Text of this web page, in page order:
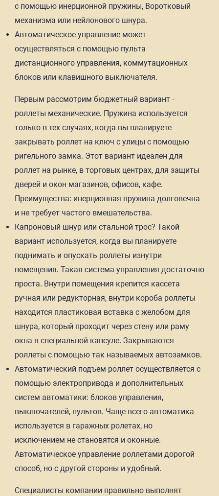
с помощью инерционной пружины, Воротковый
механизма или нейлонового шнура.
Автоматическое управление может
осуществляться с помощью пульта
дистанционного управления, коммутационных
блоков или клавишного выключателя.
Первым рассмотрим бюджетный вариант -
роллеты механические. Пружина используется
только в тех случаях, когда вы планируете
закрывать роллет на ключ с улицы с помощью
ригельного замка. Этот вариант идеален для
роллет на рынке, в торговых центрах, для защиты
дверей и окон магазинов, офисов, кафе.
Преимущества: инерционная пружина долговечна
и не требует частого вмешательства.
Капроновый шнур или стальной трос? Такой
вариант используется, когда вы планируете
поднимать и опускать роллеты изнутри
помещения. Такая система управления достаточно
проста. Внутри помещения крепится кассета
ручная или редукторная, внутри короба роллеты
находится пластиковая вставка с желобом для
шнура, который проходит через стену или раму
окна в специальной капсуле. Закрываются
роллеты с помощью так называемых автозамков.
Автоматический подъем роллет осуществляется с
помощью электропривода и дополнительных
систем автоматики: блоков управления,
выключателей, пультов. Чаще всего автоматика
используется в гаражных ролетах, но
исключением не становятся и оконные.
Автоматическое управление роллетами дорогой
способ, но с другой стороны и удобный.
Специалисты компании правильно выполнят